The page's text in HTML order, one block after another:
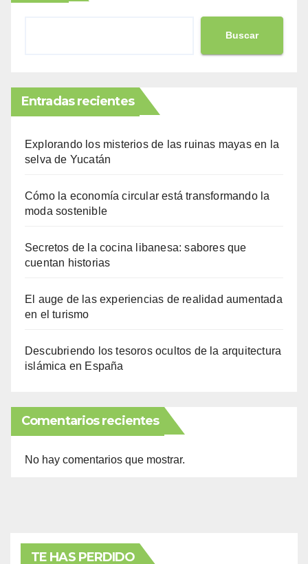
Buscar
Entradas recientes
Explorando los misterios de las ruinas mayas en la
selva de Yucatán
Cómo la economía circular está transformando la
moda sostenible
Secretos de la cocina libanesa: sabores que
cuentan historias
El auge de las experiencias de realidad aumentada
en el turismo
Descubriendo los tesoros ocultos de la arquitectura
islámica en España
Comentarios recientes
No hay comentarios que mostrar.
TE HAS PERDIDO